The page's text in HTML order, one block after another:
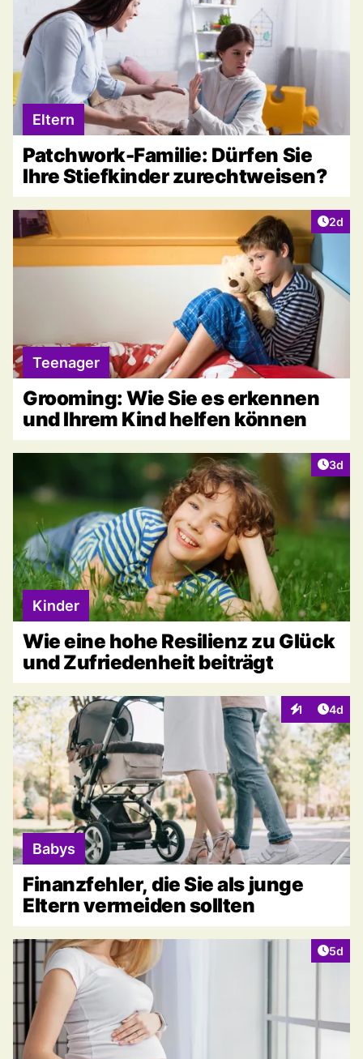
Eltern
Patchwork-Familie: Dürfen Sie
Ihre Stiefkinder zurechtweisen?
2d
Teenager
Grooming: Wie Sie es erkennen
und Ihrem Kind helfen können
3d
Kinder
Wie eine hohe Resilienz zu Glück
und Zufriedenheit beiträgt
1
Interaktionen
4d
Babys
Finanzfehler, die Sie als junge
Eltern vermeiden sollten
5d